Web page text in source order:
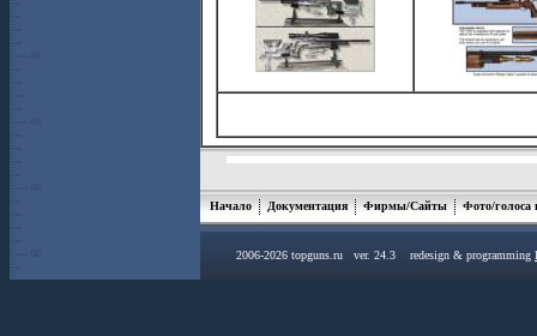
Начало Документация Фирмы/Сайты Фото/голоса
2006-2026 topguns.ru ver. 24.3 redesign & programming